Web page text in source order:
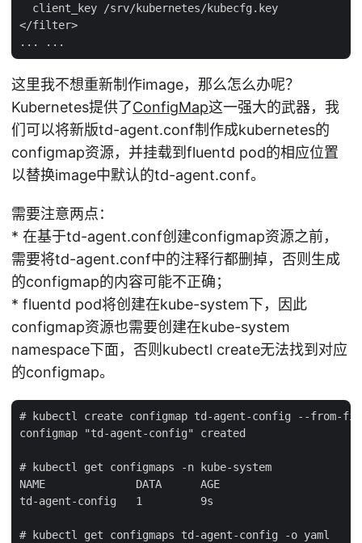
  client_key /srv/kubernetes/kubecfg.key
</filter>
这里我不想重新制作image，那么怎么办呢？
Kubernetes提供了ConfigMap这一强大的武器，我
们可以将新版td-agent.conf制作成kubernetes的
configmap资源，并挂载到fluentd pod的相应位置
以替换image中默认的td-agent.conf。
需要注意两点：
* 在基于td-agent.conf创建configmap资源之前，
需要将td-agent.conf中的注释行都删掉，否则生成
的configmap的内容可能不正确；
* fluentd pod将创建在kube-system下，因此
configmap资源也需要创建在kube-system
namespace下面，否则kubectl create无法找到对应
的configmap。
# kubectl create configmap td-agent-config --from-
configmap "td-agent-config" created
# kubectl get configmaps -n kube-system
NAME              DATA      AGE
td-agent-config   1         9s
# kubectl get configmaps td-agent-config -o yaml